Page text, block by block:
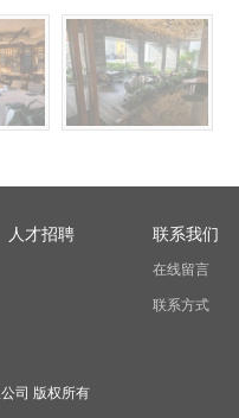
人才招聘 联系我们
在线留言
联系方式
司 版权所有